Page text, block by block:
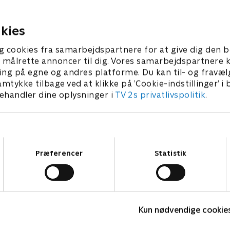
cookies fra samarbejdspartnere for at give dig den
annoncer til dig. Vores samarbejdspartnere
på egne og andres platforme. Du kan til- og
tilbage ved at klikke på ’Cookie-indstillinger’ i
dine oplysninger i TV 2s privatlivspolitik.
Præferencer Statistik
Kun nødvendige
2014 • 38 min